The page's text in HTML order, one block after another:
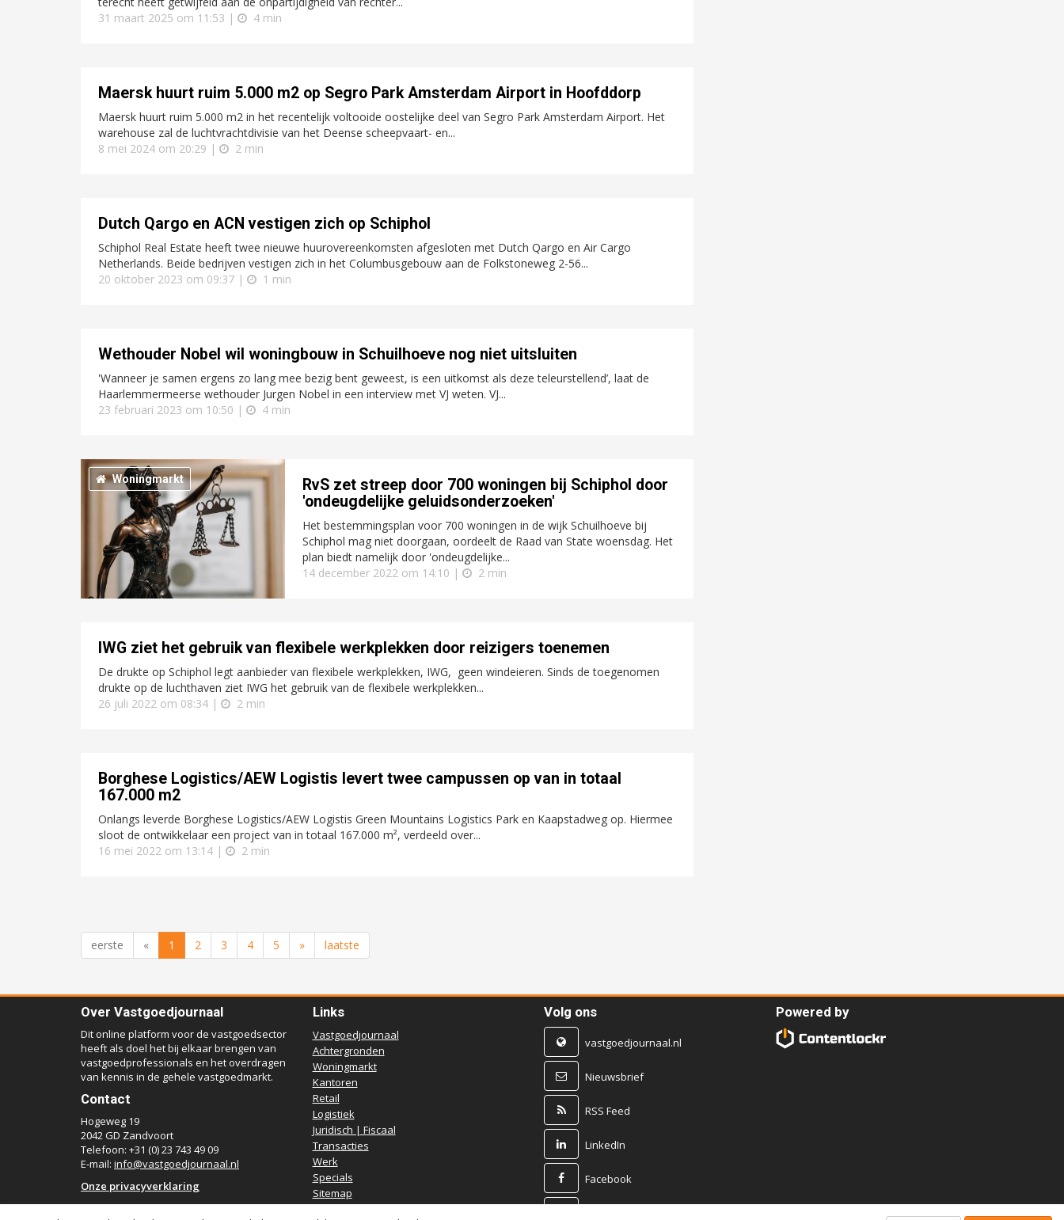
31 maart 2025 om 11:53 |
4 min
Maersk huurt ruim 5.000 m2 op Segro Park Amsterdam Airport in Hoofddorp
Maersk huurt ruim 5.000 m2 in het recentelijk voltooide oostelijke deel van Segro Park Amsterdam Airport. Het
warehouse zal de luchtvrachtdivisie van het Deense scheepvaart- en...
8 mei 2024 om 20:29 |
2 min
Dutch Qargo en ACN vestigen zich op Schiphol
Schiphol Real Estate heeft twee nieuwe huurovereenkomsten afgesloten met Dutch Qargo en Air Cargo
Netherlands. Beide bedrijven vestigen zich in het Columbusgebouw aan de Folkstoneweg 2-56...
20 oktober 2023 om 09:37 |
1 min
Wethouder Nobel wil woningbouw in Schuilhoeve nog niet uitsluiten
'Wanneer je samen ergens zo lang mee bezig bent geweest, is een uitkomst als deze teleurstellend’, laat de
Haarlemmermeerse wethouder Jurgen Nobel in een interview met VJ weten. VJ...
23 februari 2023 om 10:50 |
4 min
Woningmarkt
RvS zet streep door 700 woningen bij Schiphol door
'ondeugdelijke geluidsonderzoeken'
Het bestemmingsplan voor 700 woningen in de wijk Schuilhoeve bij
Schiphol mag niet doorgaan, oordeelt de Raad van State woensdag. Het
plan biedt namelijk door 'ondeugdelijke...
14 december 2022 om 14:10 |
2 min
IWG ziet het gebruik van flexibele werkplekken door reizigers toenemen
De drukte op Schiphol legt aanbieder van flexibele werkplekken, IWG, geen windeieren. Sinds de toegenomen
drukte op de luchthaven ziet IWG het gebruik van de flexibele werkplekken...
26 juli 2022 om 08:34 |
2 min
Borghese Logistics/AEW Logistis levert twee campussen op van in totaal
167.000 m2
Onlangs leverde Borghese Logistics/AEW Logistis Green Mountains Logistics Park en Kaapstadweg op. Hiermee
sloot de ontwikkelaar een project van in totaal 167.000 m², verdeeld over...
16 mei 2022 om 13:14 |
2 min
eerste « 1 2 3 4 5 » laatste
Over Vastgoedjournaal
Dit online platform voor de vastgoedsector
heeft als doel het bij elkaar brengen van
vastgoedprofessionals en het overdragen
van kennis in de gehele vastgoedmarkt.
Contact
Hogeweg 19
2042 GD Zandvoort
Telefoon: +31 (0) 23 743 49 09
E-mail: info@vastgoedjournaal.nl
Onze privacyverklaring
Links
Vastgoedjournaal
Achtergronden
Woningmarkt
Kantoren
Retail
Logistiek
Juridisch | Fiscaal
Transacties
Werk
Specials
Sitemap
Volg ons
vastgoedjournaal.nl
Nieuwsbrief
RSS Feed
LinkedIn
Facebook
Powered by